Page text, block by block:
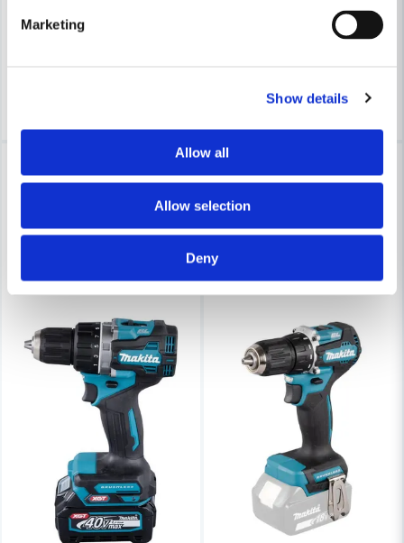
Marketing
Show details
Allow all
Allow selection
Deny
Köp
-10%